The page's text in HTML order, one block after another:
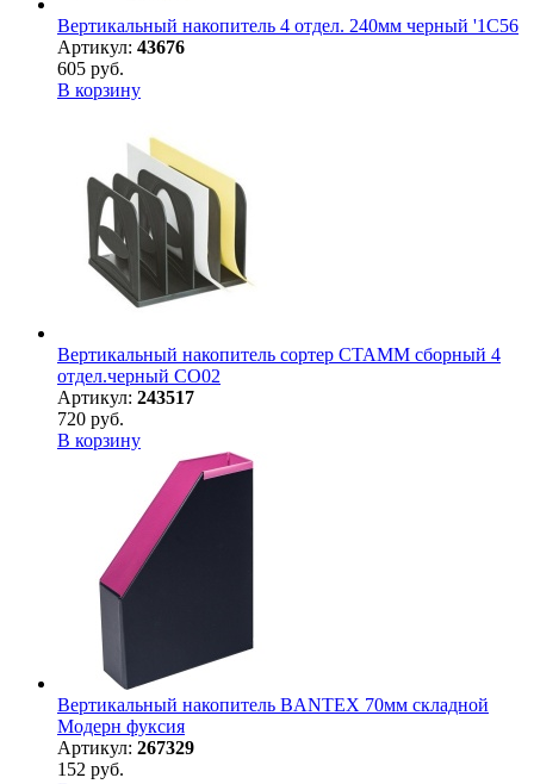
Вертикальный накопитель 4 отдел. 240мм черный '1С56
Артикул: 43676
605 руб.
В корзину
Вертикальный накопитель сортер СТАММ сборный 4
отдел.черный СО02
Артикул: 243517
720 руб.
В корзину
Вертикальный накопитель BANTEX 70мм складной
Модерн фуксия
Артикул: 267329
152 руб.